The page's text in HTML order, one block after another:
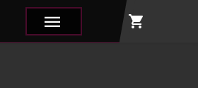
||| shopping_cart